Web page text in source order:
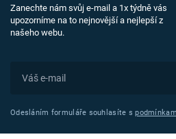
Zanechte nám svůj e-mail a 1x týdně vás
upozorníme na to nejnovější a nejlepší z
našeho webu.
Odesláním formuláře souhlasíte s